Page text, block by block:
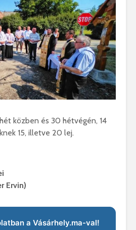
közben és 30 hétvégén, 14
15, illetve 20 lej.
Ervin)
a Vásárhely.ma-val!